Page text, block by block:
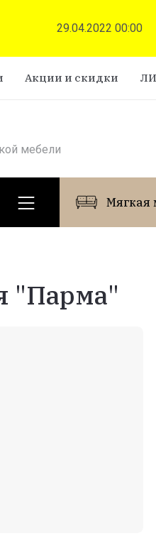
29.04.2022 00:00
Акции и скидки
мебели
Мягкая
"Парма"